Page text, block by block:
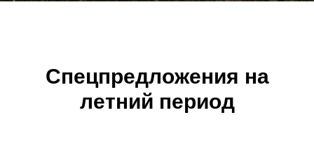
Спецпредложения на
летний период